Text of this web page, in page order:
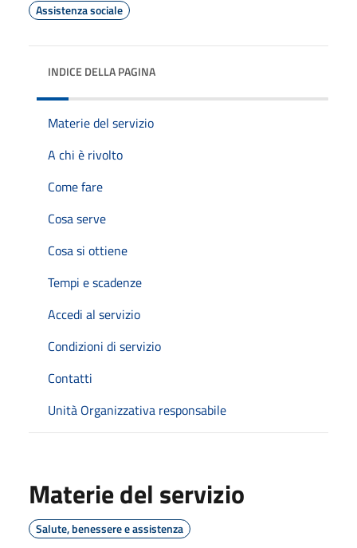
Assistenza sociale
INDICE DELLA PAGINA
Materie del servizio
A chi è rivolto
Come fare
Cosa serve
Cosa si ottiene
Tempi e scadenze
Accedi al servizio
Condizioni di servizio
Contatti
Unità Organizzativa responsabile
Materie del servizio
Salute, benessere e assistenza